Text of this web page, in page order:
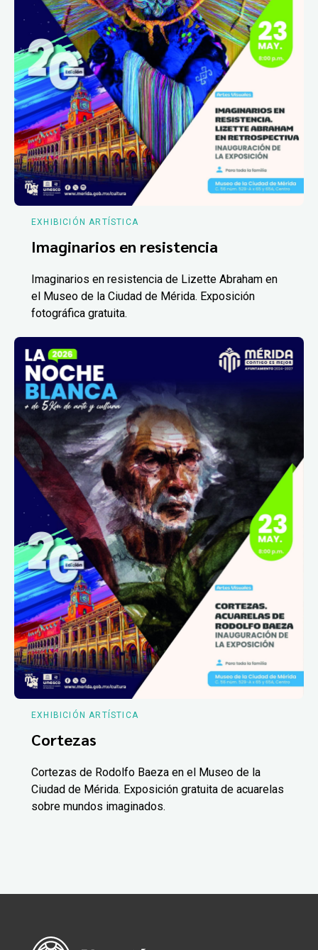
EXHIBICIÓN ARTÍSTICA
Imaginarios en resistencia
Imaginarios en resistencia de Lizette Abraham en
el Museo de la Ciudad de Mérida. Exposición
fotográfica gratuita.
EXHIBICIÓN ARTÍSTICA
Cortezas
Cortezas de Rodolfo Baeza en el Museo de la
Ciudad de Mérida. Exposición gratuita de acuarelas
sobre mundos imaginados.